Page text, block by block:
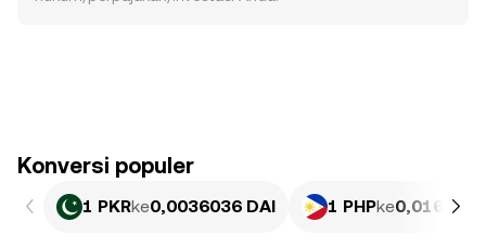
Konversi populer
1 PKRke0,0036036 DAI 1 PHPke0,01649